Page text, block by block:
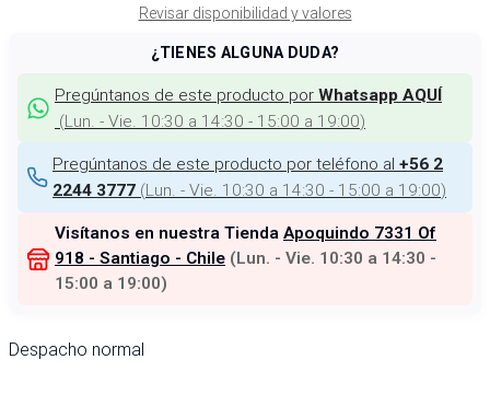
Revisar disponibilidad y valores
¿TIENES ALGUNA DUDA?
Pregúntanos de este producto por Whatsapp AQUÍ
(Lun. - Vie. 10:30 a 14:30 - 15:00 a 19:00)
Pregúntanos de este producto por teléfono al +56 2
2244 3777 (Lun. - Vie. 10:30 a 14:30 - 15:00 a 19:00)
Visítanos en nuestra Tienda Apoquindo 7331 Of
918 - Santiago - Chile (Lun. - Vie. 10:30 a 14:30 -
15:00 a 19:00)
Despacho normal